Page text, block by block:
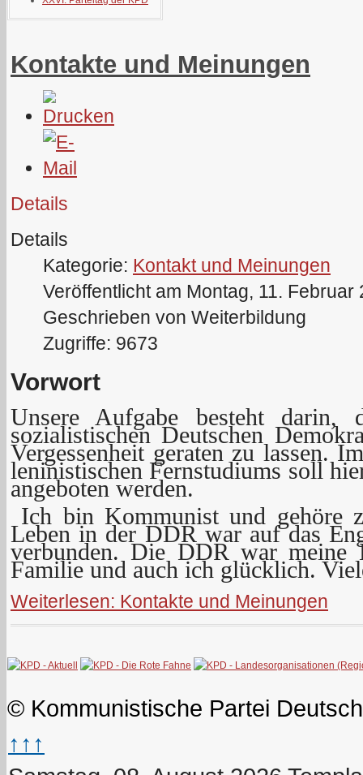
Kontakte und Meinungen
Details
Details
Kategorie: Kontakt und Meinungen
Veröffentlicht am Montag, 11. Februar
Geschrieben von Weiterbildung
Zugriffe: 9673
Vorwort
Unsere Aufgabe besteht darin,
sozialistischen Deutschen
Vergessenheit geraten zu lassen.
leninistischen Fernstudiums soll
angeboten werden.
Ich bin Kommunist und gehöre
Leben in der DDR war auf das
verbunden. Die DDR war meine
Familie und auch ich glücklich.
Weiterlesen: Kontakte und Meinungen
© Kommunistische Partei
↑↑↑